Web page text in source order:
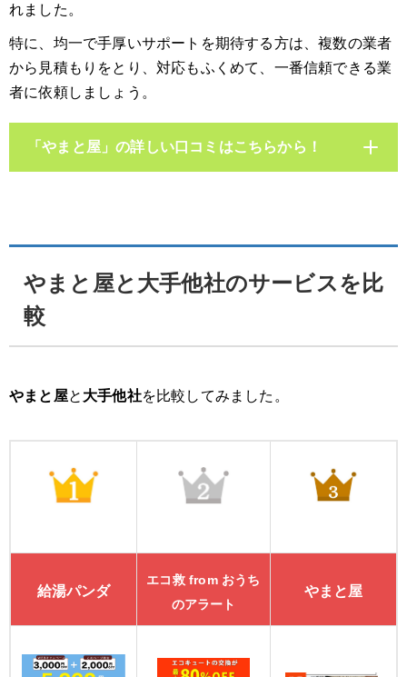
れました。
特に、均一で手厚いサポートを期待する方は、複数の業者
から見積もりをとり、対応もふくめて、一番信頼できる業
者に依頼しましょう。
「やまと屋」の詳しい口コミはこちらから！
やまと屋と大手他社のサービスを比
較
やまと屋と 大手他社を比較してみました。
給湯パンダ
エコ救 from おうち
のアラート
やまと屋